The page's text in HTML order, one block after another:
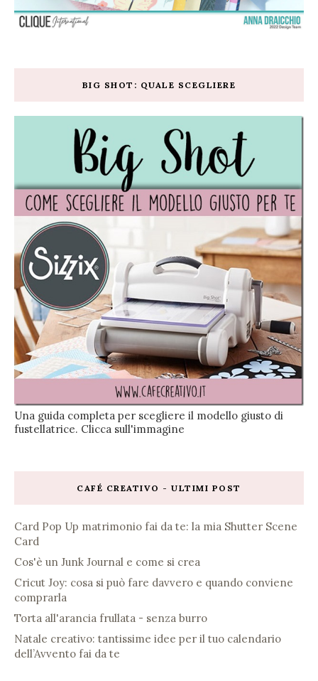
BIG SHOT: QUALE SCEGLIERE
Una guida completa per scegliere il modello giusto di
fustellatrice. Clicca sull'immagine
CAFÉ CREATIVO - ULTIMI POST
Card Pop Up matrimonio fai da te: la mia Shutter Scene
Card
Cos'è un Junk Journal e come si crea
Cricut Joy: cosa si può fare davvero e quando conviene
comprarla
Torta all'arancia frullata - senza burro
Natale creativo: tantissime idee per il tuo calendario
dell’Avvento fai da te